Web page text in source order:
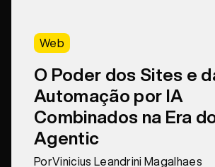
Web
O Poder dos Sites e
Automação por IA
Combinados na Era
Agentic
PorVinicius Leandrini Magalhaes